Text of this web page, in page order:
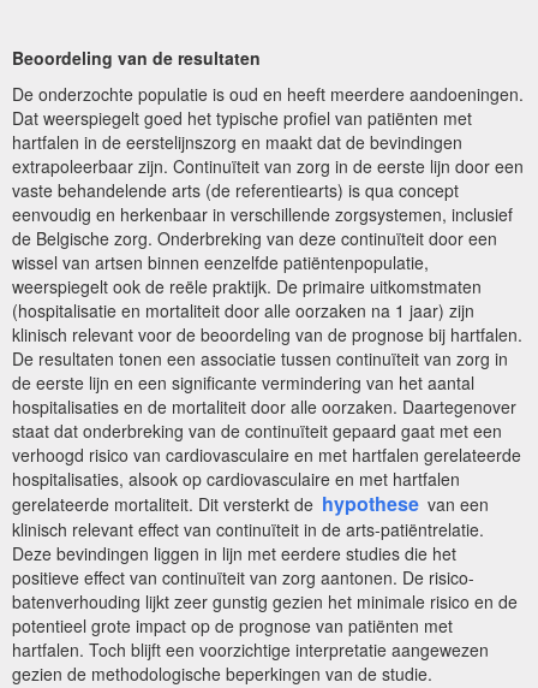
Beoordeling van de resultaten
De onderzochte populatie is oud en heeft meerdere aandoeningen.
Dat weerspiegelt goed het typische profiel van patiënten met
hartfalen in de eerstelijnszorg en maakt dat de bevindingen
extrapoleerbaar zijn. Continuïteit van zorg in de eerste lijn door een
vaste behandelende arts (de referentiearts) is qua concept
eenvoudig en herkenbaar in verschillende zorgsystemen, inclusief
de Belgische zorg. Onderbreking van deze continuïteit door een
wissel van artsen binnen eenzelfde patiëntenpopulatie,
weerspiegelt ook de reële praktijk. De primaire uitkomstmaten
(hospitalisatie en mortaliteit door alle oorzaken na 1 jaar) zijn
klinisch relevant voor de beoordeling van de prognose bij hartfalen.
De resultaten tonen een associatie tussen continuïteit van zorg in
de eerste lijn en een significante vermindering van het aantal
hospitalisaties en de mortaliteit door alle oorzaken. Daartegenover
staat dat onderbreking van de continuïteit gepaard gaat met een
verhoogd risico van cardiovasculaire en met hartfalen gerelateerde
hospitalisaties, alsook op cardiovasculaire en met hartfalen
gerelateerde mortaliteit. Dit versterkt de hypothese van een
klinisch relevant effect van continuïteit in de arts-patiëntrelatie.
Deze bevindingen liggen in lijn met eerdere studies die het
positieve effect van continuïteit van zorg aantonen. De risico-
batenverhouding lijkt zeer gunstig gezien het minimale risico en de
potentieel grote impact op de prognose van patiënten met
hartfalen. Toch blijft een voorzichtige interpretatie aangewezen
gezien de methodologische beperkingen van de studie.